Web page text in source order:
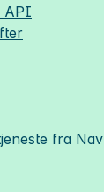
API
fra Nav